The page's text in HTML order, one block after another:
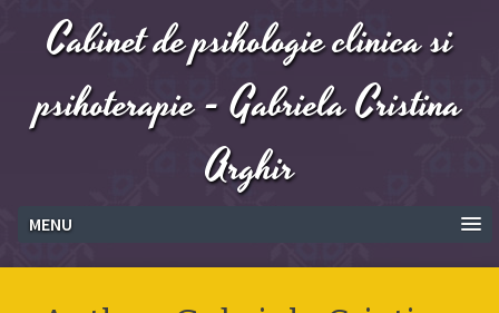
Cabinet de psihologie clinica si
psihoterapie - Gabriela Cristina
Arghir
MENU